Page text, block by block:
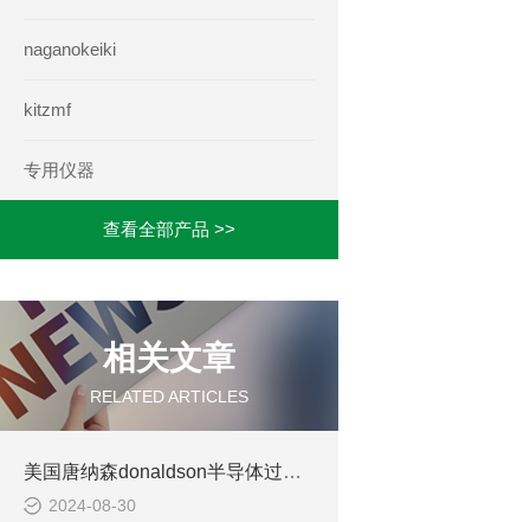
naganokeiki
kitzmf
专用仪器
查看全部产品 >>
相关文章
RELATED ARTICLES
美国唐纳森donaldson半导体过滤器的产品介绍
2024-08-30